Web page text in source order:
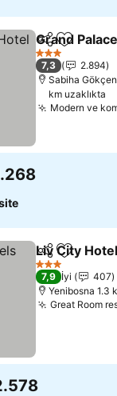
Paylaş
Grand
3 Yıldız
7,3
2.894
Sabiha
km uzaklıkta
Modern ve
Paylaş
Liv City
3 Yıldız
7,9 İyi
407
Yenibosna 1.3
Great Room